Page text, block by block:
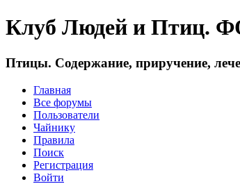
Клуб Людей и Птиц.
Птицы. Содержание, приручение,
Главная
Все форумы
Пользователи
Чайнику
Правила
Поиск
Регистрация
Войти